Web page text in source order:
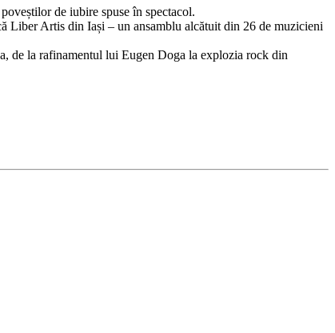
de iubire spuse în spectacol.
Liber Artis din Iași – un ansamblu alcătuit din 26 de muzicieni
de la rafinamentul lui Eugen Doga la explozia rock din